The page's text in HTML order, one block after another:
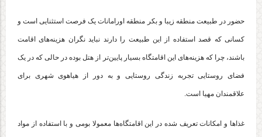
حضور در طبیعت منطقه زیبا و بکر منطقه اورامانات یک فرصت استثنایی است و
کسانی که قصد استفاده از این طبیعت را دارند نباید نگران هزینه‌های اقامت
باشند، چرا که هزینه‌های این اقامتگاه بسیار پایین‌تر از هتل بوده در حالی که در یک
فضای روستایی تجربه زندگی روستایی و به دور از هیاهوی شهری برای
علاقمندان مهیا است.
غذاها و امکانات تعریف شده در این اقامتگاه‌ها معمولا بومی و با استفاده از مواد